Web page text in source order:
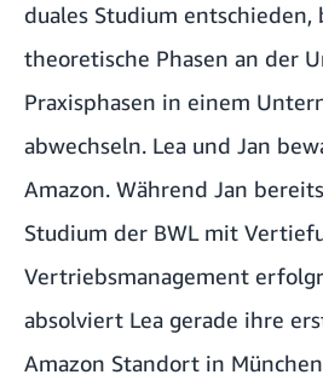
duales Studium entschieden,
theoretische Phasen an der
Praxisphasen in einem
abwechseln. Lea und Jan
Amazon. Während Jan
Studium der BWL mit
Vertriebsmanagement
absolviert Lea gerade ihre
Amazon Standort in